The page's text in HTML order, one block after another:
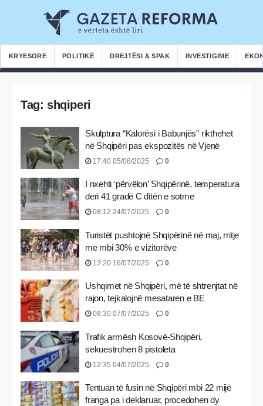
KRYESORE POLITIKË DREJTËSI & SPAK INVESTIGIME
Tag: shqiperi
Skulptura “Kalorësi i Babunjës” rikthehet
në Shqipëri pas ekspozitës në Vjenë
17:40 05/08/2025 0
I nxehti ‘përvëlon’ Shqipërinë, temperatura
deri 41 gradë C ditën e sotme
08:12 24/07/2025 0
Turistët pushtojnë Shqipërinë në maj, rritje
me mbi 30% e vizitorëve
13:20 16/07/2025 0
Ushqimet në Shqipëri, më të shtrenjtat në
rajon, tejkalojnë mesataren e BE
08:30 07/07/2025 0
Trafik armësh Kosovë-Shqipëri,
sekuestrohen 8 pistoleta
12:35 04/07/2025 0
Tentuan të fusin në Shqipëri mbi 22 mijë
franga pa i deklaruar, procedohen dy